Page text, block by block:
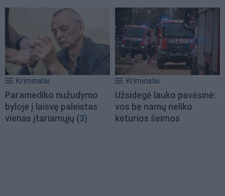
Kriminalai
Paramediko nužudymo
byloje į laisvę paleistas
vienas įtariamųjų (3)
Kriminalai
Užsidegė lauko pavėsinė:
vos be namų neliko
keturios šeimos